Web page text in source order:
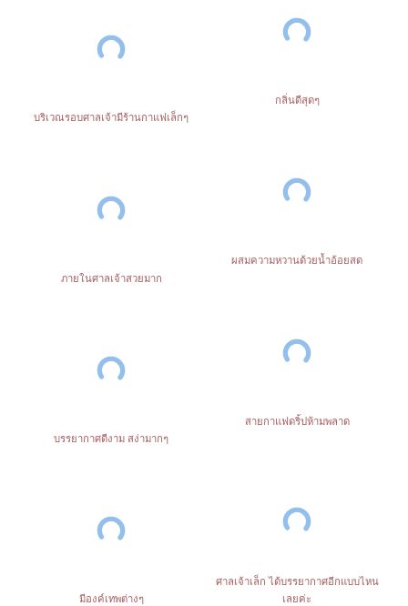
บริเวณรอบศาลเจ้ามีร้านกาแฟเล็กๆ
ภายในศาลเจ้าสวยมาก
บรรยากาศดีงาม สง่ามากๆ
มีองค์เทพต่างๆ
กลิ่นดีสุดๆ
ผสมความหวานด้วยน้ำอ้อยสด
สายกาแฟดริ้ปห้ามพลาด
ศาลเจ้าเล็ก ได้บรรยากาศอีกแบบไหน
เลยค่ะ